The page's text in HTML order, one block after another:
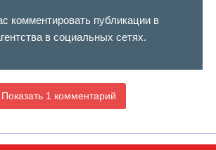
комментировать публикации в
в социальных сетях.
Показать 1 комментарий